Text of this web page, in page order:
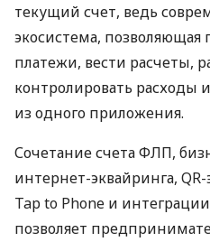
текущий счет, ведь
экосистема,
платежи, вести расчеты,
контролировать расходы
из одного приложения.
Сочетание счета ФЛП,
интернет-эквайринга,
Tap to Phone и
позволяет